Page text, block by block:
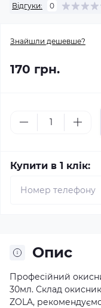
Відгуки: 0
Знайшли дешевше?
170 грн.
Купити в 1 клік:
Опис
Професійний
30мл. Склад
ZOLA,